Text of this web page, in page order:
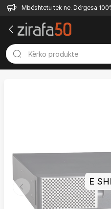
Mbështetu tek ne. Dërgesa
E